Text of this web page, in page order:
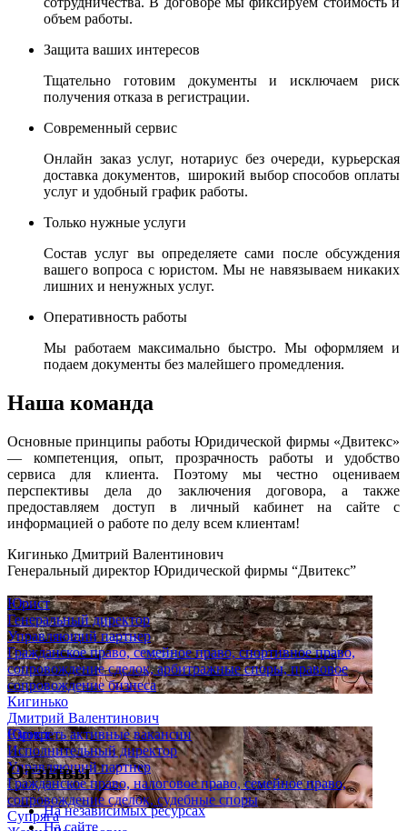
объем работы.
Защита ваших интересов
Тщательно готовим документы и исключаем риск
получения отказа в регистрации.
Современный сервис
Онлайн заказ услуг, нотариус без очереди, курьерская
доставка документов, широкий выбор способов оплаты
услуг и удобный график работы.
Только нужные услуги
Состав услуг вы определяете сами после обсуждения
вашего вопроса с юристом. Мы не навязываем никаких
лишних и ненужных услуг.
Оперативность работы
Мы работаем максимально быстро. Мы оформляем и
подаем документы без малейшего промедления.
Наша команда
Основные принципы работы Юридической фирмы «Двитекс»
— компетенция, опыт, прозрачность работы и удобство
сервиса для клиента. Поэтому мы честно оцениваем
перспективы дела до заключения договора, а также
предоставляем доступ в личный кабинет на сайте с
информацией о работе по делу всем клиентам!
Кигинько Дмитрий Валентинович
Генеральный директор Юридической фирмы “Двитекс”
Юрист
Генеральный директор
Управляющий партнер
Гражданское право, семейное право, спортивное право,
сопровождение сделок, арбитражные споры, правовое
сопровождение бизнеса
Кигинько
Дмитрий Валентинович
Юрист
Исполнительный директор
Управляющий партнер
Гражданское право, налоговое право, семейное право,
сопровождение сделок, судебные споры
Супряга
Смотреть активные вакансии
Отзывы
На независимых ресурсах
На сайте